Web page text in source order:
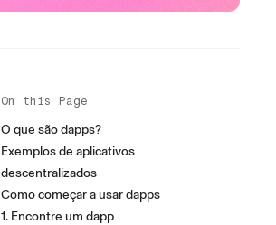
On this Page
O que são dapps?
Exemplos de aplicativos
descentralizados
Como começar a usar dapps
1. Encontre um dapp